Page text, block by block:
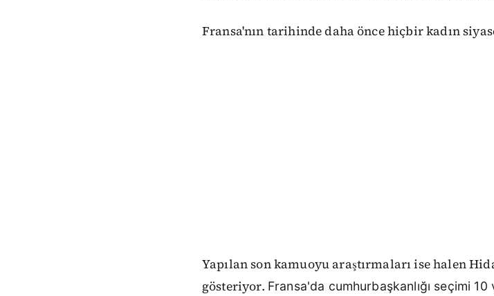
Fransa'nın tarihinde daha önce hiçbir kadın
Yapılan son kamuoyu araştırmaları ise halen
gösteriyor. Fransa'da cumhurbaşkanlığı seçimi